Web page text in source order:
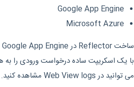
Google App Engine
Microsoft Azure
ساخت Reflector در Google App Engine با اسکریپت به زبان پایتون:
با یک اسکریپت ساده درخواست ورودی را به
می توانید در Web View logs مشاهده کنید.